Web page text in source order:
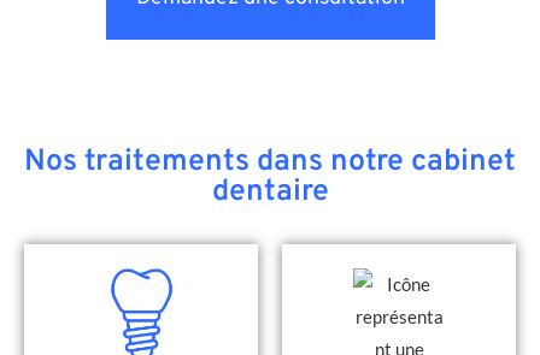
Nos traitements dans notre cabinet
dentaire